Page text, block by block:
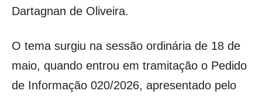
Dartagnan de Oliveira.
O tema surgiu na sessão ordinária de 18 de
maio, quando entrou em tramitação o Pedido
de Informação 020/2026, apresentado pelo